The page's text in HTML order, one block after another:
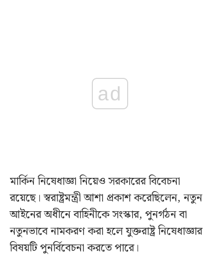
ad
মার্কিন নিষেধাজ্ঞা নিয়েও সরকারের বিবেচনা
রয়েছে। স্বরাষ্ট্রমন্ত্রী আশা প্রকাশ করেছিলেন, নতুন
আইনের অধীনে বাহিনীকে সংস্কার, পুনর্গঠন বা
নতুনভাবে নামকরণ করা হলে যুক্তরাষ্ট্র নিষেধাজ্ঞার
বিষয়টি পুনর্বিবেচনা করতে পারে।